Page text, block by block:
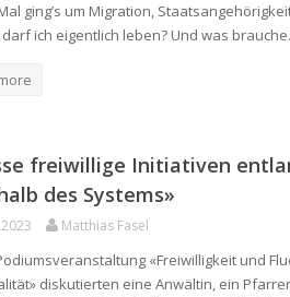
ging’s um Migration,
darf ich eigentlich leben? Und was
freiwillige Initiativen
des Systems»
Matthias Fasel
«Freiwilligkeit und
diskutierten eine Anwältin, ein